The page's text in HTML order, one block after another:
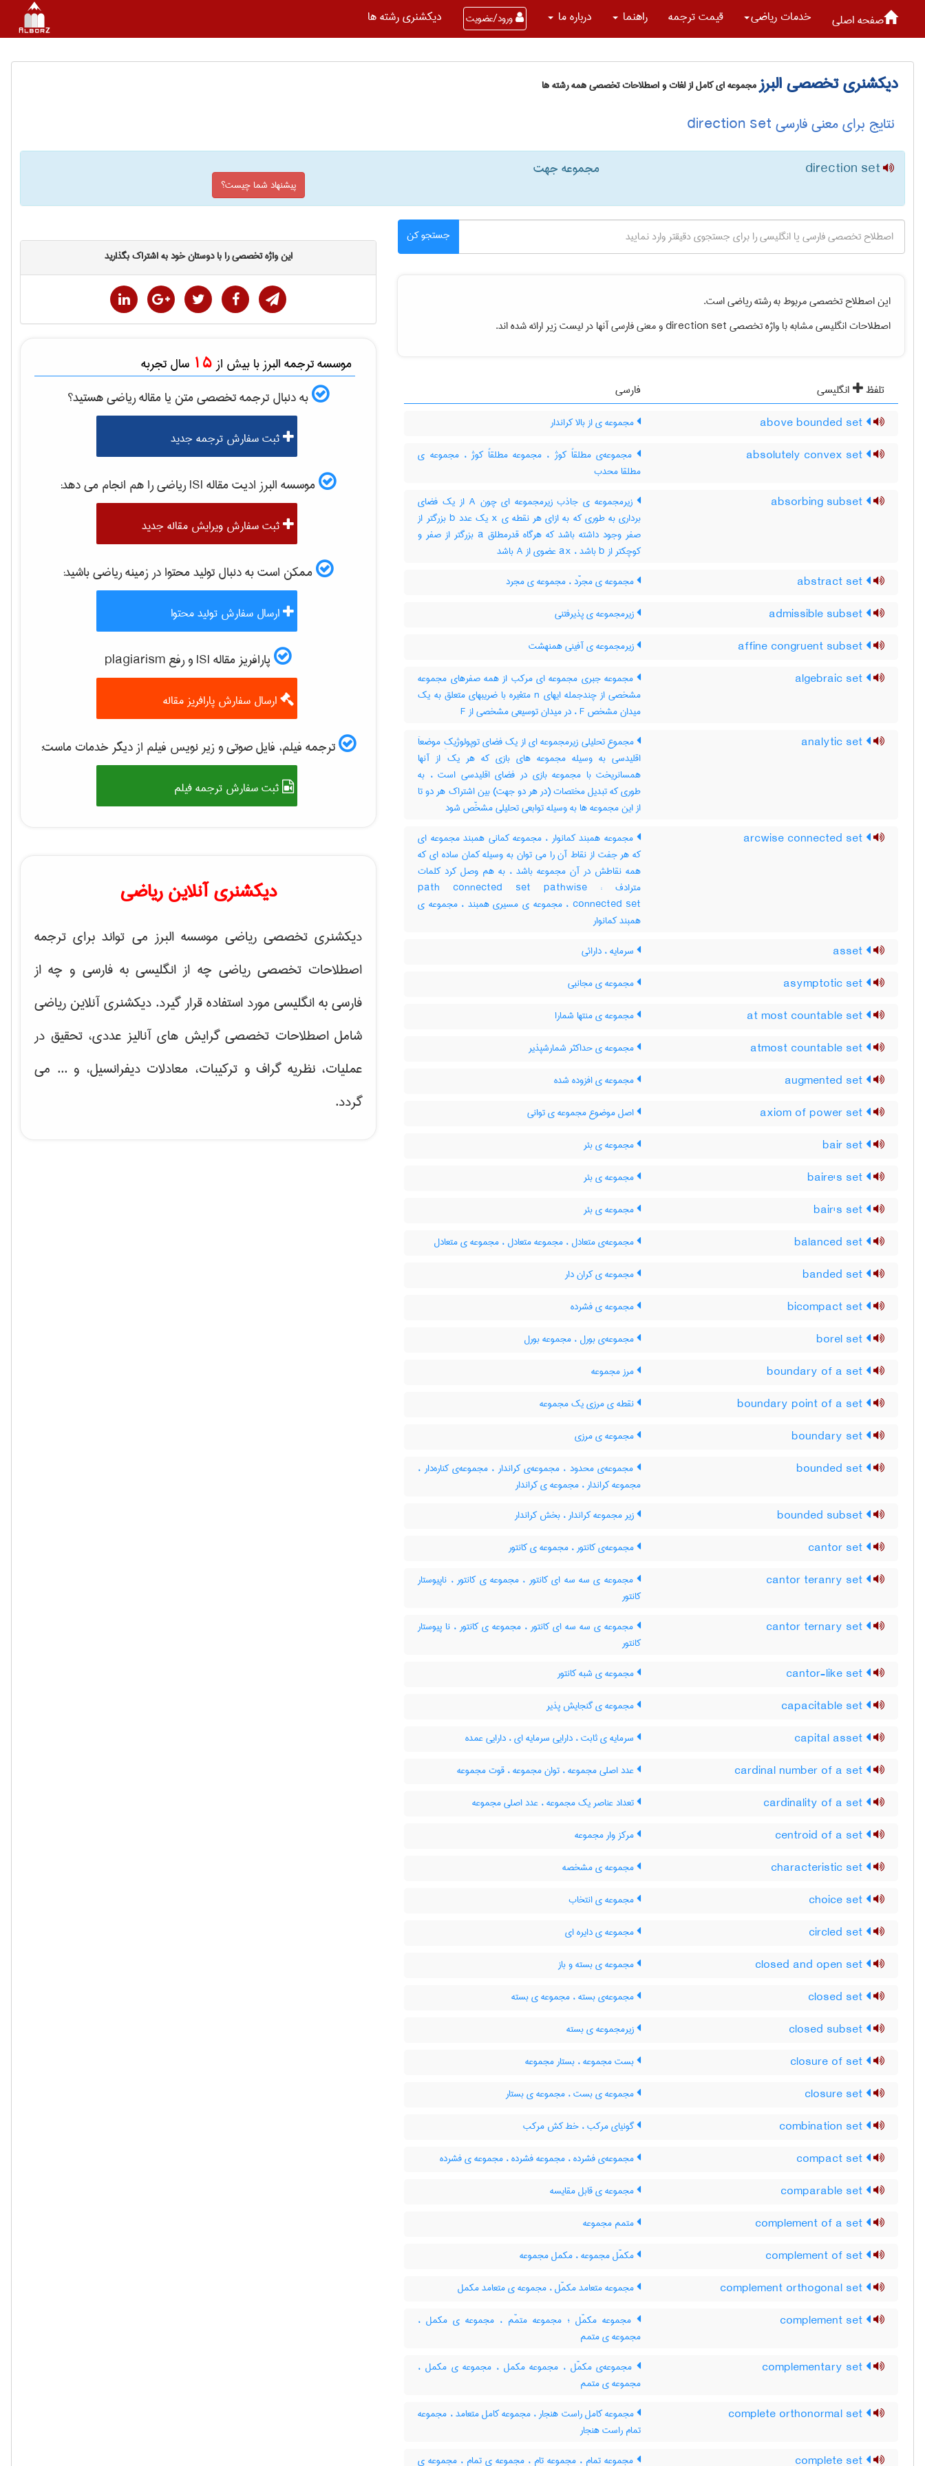
صفحه اصلی خدمات رياضی قیمت ترجمه راهنما درباره ما ورود/عضویت دیکشنری رشته ها
دیکشنری تخصصی البرزمجموعه ای کامل از لغات و اصطلاحات تخصصی همه رشته ها
نتایج برای معنی فارسی direction set
direction set مجموعه جهت
پیشنهاد شما چیست؟
جستجو کن
این اصطلاح تخصصی مربوط به رشتهرياضیاست.
اصطلاحات انگلیسی مشابه با واژه تخصصیdirection setو معنی فارسی آنها در لیست زیر ارائه شده اند.
تلفظ انگلیسی
فارسی
مجموعه ی از بالا کراندار
مجموعه‌ی مطلقاً کوژ ، مجموعه مطلقاً کوژ ، مجموعه ی
مطلقا محدب
زیرمجموعه ی جاذب زیرمجموعه ای چون A از یک فضای
برداری به طوری که به ازای هر نقطه ی x یک عدد b بزرگتر از
صفر وجود داشته باشد که هرگاه قدرمطلق a بزرگتر از صفر و
کوچکتر از b باشد ، ax عضوی از A باشد
مجموعه ی مجرّد ، مجموعه ی مجرد
زیرمجموعه ی پذیرفتنی
زیرمجموعه ی آفینی همنهشت
مجموعه جبری مجموعه ای مرکب از همه صفرهای مجموعه
مشخصی از چندجمله ایهای n متغیره با ضریبهای متعلق به یک
میدان مشخص F ، در میدان توسیعی مشخصی از F
مجموع تحلیلی زیرمجموعه ای از یک فضای توپولوژیکِ موضعاَ
اقلیدسی به وسیله مجموعه های بازی که هر یک از آنها
همسانریخت با مجموعه بازی در فضای اقلیدسی است ، به
طوری که تبدیل مختصات (در هر دو جهت) بین اشتراک هر دو تا
از این مجموعه ها به وسیله توابعی تحلیلی مشخّص شود
مجموعه همبند کمانوار ، مجموعه کمانی همبند مجموعه ای
که هر جفت از نقاط آن را می توان به وسیله کمان ساده ای که
همه نقاطش در آن مجموعه باشد ، به هم وصل کرد کلمات
مترادف : path connected set pathwise
connected set ، مجموعه ی مسیری همبند ، مجموعه ی
همبند کمانوار
سرمایه ، دارائی
مجموعه ی مجانبی
مجموعه ی منتها شمارا
مجموعه ی حداکثر شمارشپذیر
مجموعه ی افزوده شده
اصل موضوع مجموعه ی توانی
مجموعه ی بئر
مجموعه ی بئر
مجموعه ی بئر
مجموعه‌ی متعادل ، مجموعه متعادل ، مجموعه ی متعادل
مجموعه ی کران دار
مجموعه ی فشرده
مجموعه‌ی بورل ، مجموعه بورل
مرز مجموعه
نقطه ی مرزی یک مجموعه
مجموعه ی مرزی
مجموعه‌ی محدود ، مجموعه‌ی کراندار ، مجموعه‌ی کناره‌دار ،
مجموعه کراندار ، مجموعه ی کراندار
زیر مجموعه کراندار ، بخش کراندار
مجموعه‌ی کانتور ، مجموعه ی کانتور
مجموعه ی سه سه ای کانتور ، مجموعه ی کانتور ، ناپیوستار
کانتور
مجموعه ی سه سه ای کانتور ، مجموعه ی کانتور ، نا پیوستار
کانتور
مجموعه ی شبه کانتور
مجموعه ی گنجایش پذیر
سرمایه ی ثابت ، دارایی سرمایه ای ، دارایی عمده
عدد اصلی مجموعه ، توان مجموعه ، قوت مجموعه
تعداد عناصر یک مجموعه ، عدد اصلی مجموعه
مرکز وار مجموعه
مجموعه ی مشخصه
مجموعه ی انتخاب
مجموعه ی دایره ای
مجموعه ی بسته و باز
مجموعه‌ی بسته ، مجموعه ی بسته
زیرمجموعه ی بسته
بست مجموعه ، بستار مجموعه
مجموعه ی بست ، مجموعه ی بستار
گونیای مرکب ، خط کش مرکب
مجموعه‌ی فشرده ، مجموعه فشرده ، مجموعه ی فشرده
مجموعه ی قابل مقایسه
متمم مجموعه
مکمّل مجموعه ، مکمل مجموعه
مجموعه متعامد مکمّل ، مجموعه ی متعامد مکمل
مجموعه مکمّل ؛ مجموعه متمّم ، مجموعه ی مکمل ،
مجموعه ی متمم
مجموعه‌ی مکمّل ، مجموعه مکمل ، مجموعه ی مکمل ،
مجموعه ی متمم
مجموعه کامل راست هنجار ، مجموعه کامل متعامد ، مجموعه
تمام راست هنجار
مجموعه تمام ، مجموعه تام ، مجموعه ی تمام ، مجموعه ی
این واژه تخصصی را با دوستان خود به اشتراک بگذارید
موسسه ترجمه البرز با بیش از 15 سال تجربه
به دنبال ترجمه تخصصی متن یا مقالهرياضیهستید؟
ثبت سفارش ترجمه جدید
موسسه البرز ادیت مقاله ISI رياضیرا هم انجام می دهد:
ثبت سفارش ویرایش مقاله جدید
ممکن است به دنبال تولید محتوا در زمینهرياضیباشید:
ارسال سفارش تولید محتوا
پارافریز مقاله ISI و رفع plagiarism
ارسال سفارش پارافریز مقاله
ترجمه فیلم، فایل صوتی و زیر نویس فیلم از دیگر خدمات ماست:
ثبت سفارش ترجمه فیلم
دیکشنری آنلاین ریاضی
دیکشنری تخصصی ریاضی موسسه البرز می تواند برای ترجمه
اصطلاحات تخصصی ریاضی چه از انگلیسی به فارسی و چه از
فارسی به انگلیسی مورد استفاده قرار گیرد. دیکشنری آنلاین ریاضی
شامل اصطلاحات تخصصی گرایش هایآنالیز عددی، تحقیق در
عملیات، نظریه گراف و تركیبات، معادلات دیفرانسیل، و ... می
گردد.